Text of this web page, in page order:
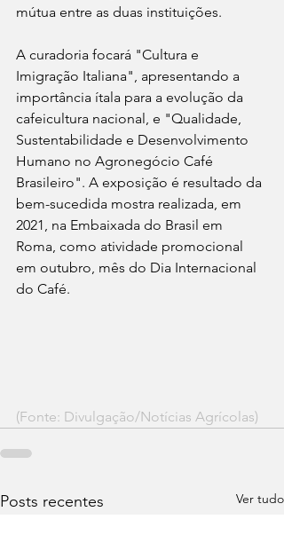
mútua entre as duas instituições.
A curadoria focará "Cultura e
Imigração Italiana", apresentando a
importância ítala para a evolução da
cafeicultura nacional, e "Qualidade,
Sustentabilidade e Desenvolvimento
Humano no Agronegócio Café
Brasileiro". A exposição é resultado da
bem-sucedida mostra realizada, em
2021, na Embaixada do Brasil em
Roma, como atividade promocional
em outubro, mês do Dia Internacional
do Café.
(Fonte: Divulgação/Notícias Agrícolas)
Posts recentes Ver tudo